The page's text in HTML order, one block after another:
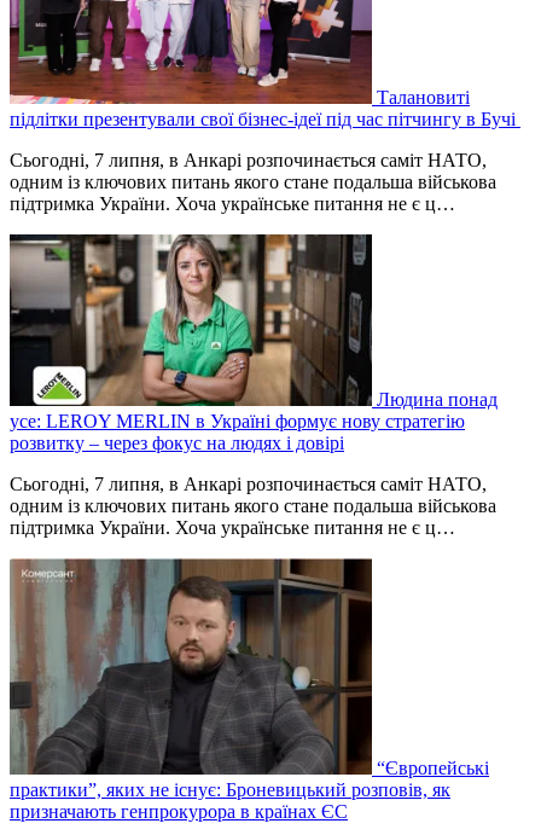
Талановиті
підлітки презентували свої бізнес-ідеї під час пітчингу в Бучі
Сьогодні, 7 липня, в Анкарі розпочинається саміт НАТО,
одним із ключових питань якого стане подальша військова
підтримка України. Хоча українське питання не є ц…
Людина понад
усе: LEROY MERLIN в Україні формує нову стратегію
розвитку – через фокус на людях і довірі
Сьогодні, 7 липня, в Анкарі розпочинається саміт НАТО,
одним із ключових питань якого стане подальша військова
підтримка України. Хоча українське питання не є ц…
“Європейські
практики”, яких не існує: Броневицький розповів, як
призначають генпрокурора в країнах ЄС